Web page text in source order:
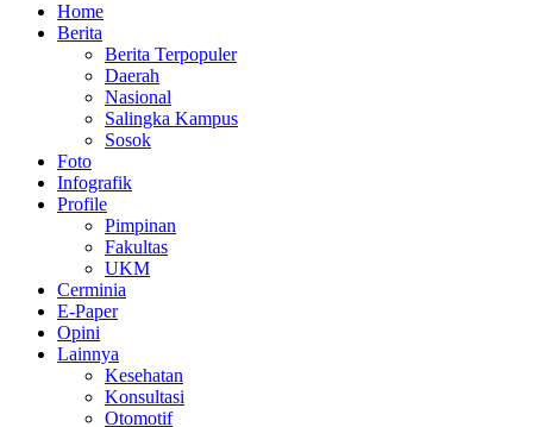
Home
Berita
Berita Terpopuler
Daerah
Nasional
Salingka Kampus
Sosok
Foto
Infografik
Profile
Pimpinan
Fakultas
UKM
Cerminia
E-Paper
Opini
Lainnya
Kesehatan
Konsultasi
Otomotif